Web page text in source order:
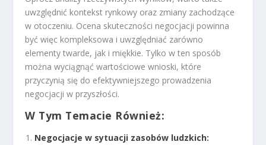
uwzględnić kontekst rynkowy oraz zmiany zachodzące
w otoczeniu. Ocena skuteczności negocjacji powinna
być więc kompleksowa i uwzględniać zarówno
elementy twarde, jak i miękkie. Tylko w ten sposób
można wyciągnąć wartościowe wnioski, które
przyczynią się do efektywniejszego prowadzenia
negocjacji w przyszłości.
W Tym Temacie Również:
Negocjacje w sytuacji zasobów ludzkich: